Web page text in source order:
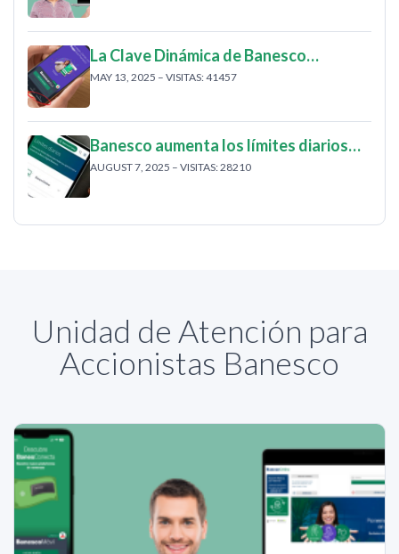
La Clave Dinámica de Banesco…
MAY 13, 2025 – VISITAS: 41457
Banesco aumenta los límites diarios…
AUGUST 7, 2025 – VISITAS: 28210
Unidad de Atención para
Accionistas Banesco